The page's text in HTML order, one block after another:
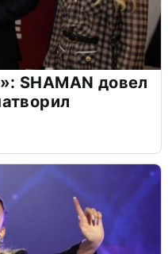
SHAMAN довел